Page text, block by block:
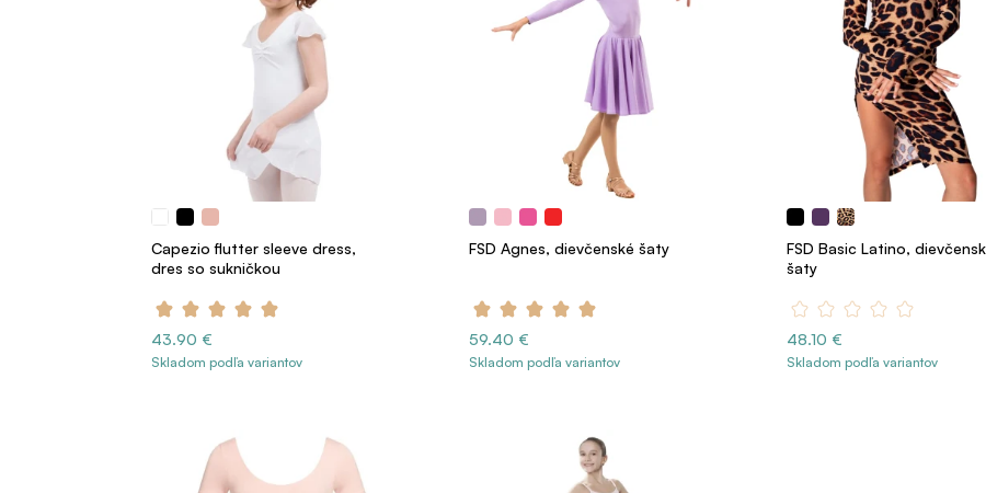
Capezio flutter sleeve dress,
dres so sukničkou
43.90 €
Skladom podľa variantov
FSD Agnes, dievčenské šaty
59.40 €
Skladom podľa variantov
FSD Basic Latino,
šaty
48.10 €
Skladom podľa variantov